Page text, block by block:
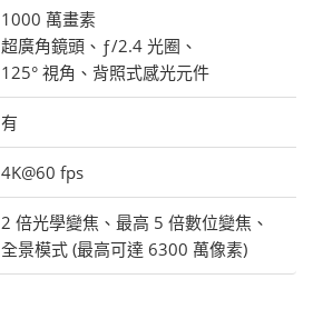
1000 萬畫素
超廣角鏡頭、ƒ/2.4 光圈、
125° 視角、背照式感光元件
有
4K@60 fps
2 倍光學變焦、最高 5 倍數位變焦、
全景模式 (最高可達 6300 萬像素)